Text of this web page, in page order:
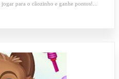
para o cãozinho e ganhe pontos!...